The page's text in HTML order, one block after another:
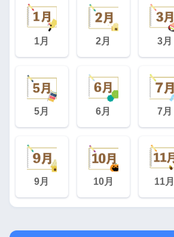
1月 2月 3月
5月 6月 7月
9月 10月 11月